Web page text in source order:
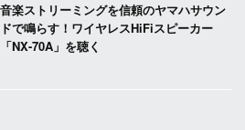
音楽ストリーミングを信頼のヤマハサウン
ドで鳴らす！ワイヤレスHiFiスピーカー
「NX-70A」を聴く